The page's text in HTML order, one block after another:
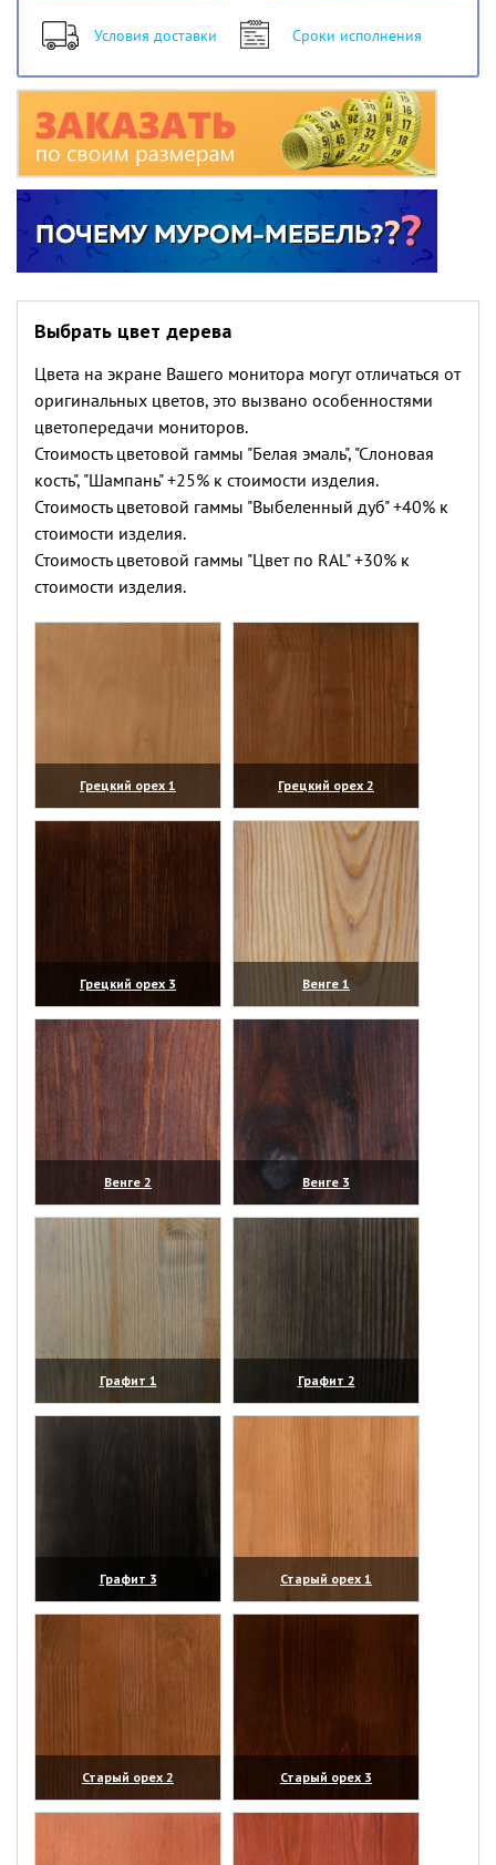
Условия доставки Сроки исполнения
Выбрать цвет дерева
Цвета на экране Вашего монитора могут отличаться от
оригинальных цветов, это вызвано особенностями
цветопередачи мониторов.
Стоимость цветовой гаммы "Белая эмаль", "Слоновая
кость", "Шампань" +25% к стоимости изделия.
Стоимость цветовой гаммы "Выбеленный дуб" +40% к
стоимости изделия.
Стоимость цветовой гаммы "Цвет по RAL" +30% к
стоимости изделия.
Грецкий орех 1
(увеличить)
Грецкий орех 2
(увеличить)
Грецкий орех 3
(увеличить)
Венге 1
(увеличить)
Венге 2
(увеличить)
Венге 3
(увеличить)
Графит 1
(увеличить)
Графит 2
(увеличить)
Графит 3
(увеличить)
Старый орех 1
(увеличить)
Старый орех 2
(увеличить)
Старый орех 3
(увеличить)